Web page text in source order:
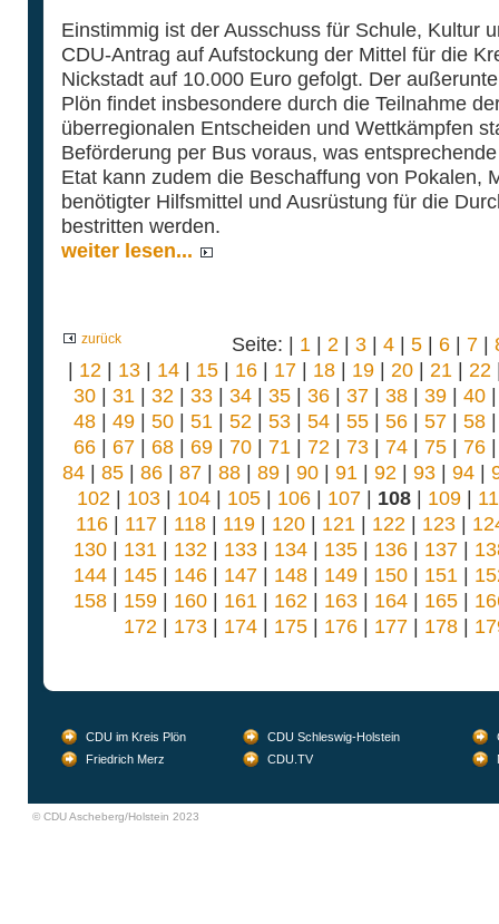
Einstimmig ist der Ausschuss für Schule, Kultur
CDU-Antrag auf Aufstockung der Mittel für die
Nickstadt auf 10.000 Euro gefolgt. Der
Plön findet insbesondere durch die Teilnahme
überregionalen Entscheiden und Wettkämpfen
Beförderung per Bus voraus, was
Etat kann zudem die Beschaffung von Pokalen,
benötigter Hilfsmittel und Ausrüstung für die
bestritten werden.
weiter lesen...
zurück Seite: | 1 | 2 | 3 | 4 | 5 | 6 | 7 |
| 12 | 13| 14| 15| 16| 17| 18| 19| 20| 21 | 22
30| 31 | 32 | 33| 34| 35| 36| 37| 38| 39| 40
48| 49| 50| 51 | 52 | 53| 54| 55| 56| 57| 58
66| 67| 68| 69| 70| 71 | 72 | 73| 74| 75| 76
84| 85| 86| 87| 88| 89| 90| 91 | 92 | 93| 94|
102 | 103 | 104 | 105 | 106 | 107 | 108 | 109 |
116| 117| 118| 119| 120| 121 | 122 | 123|
130| 131 | 132 | 133| 134| 135| 136| 137|
144| 145| 146| 147| 148| 149| 150| 151 |
158| 159| 160| 161 | 162 | 163| 164| 165|
172 | 173| 174| 175| 176| 177| 178|
CDU im Kreis Plön CDU Schleswig-Holstein
Friedrich Merz
CDU.TV
© CDU Ascheberg/Holstein 2023